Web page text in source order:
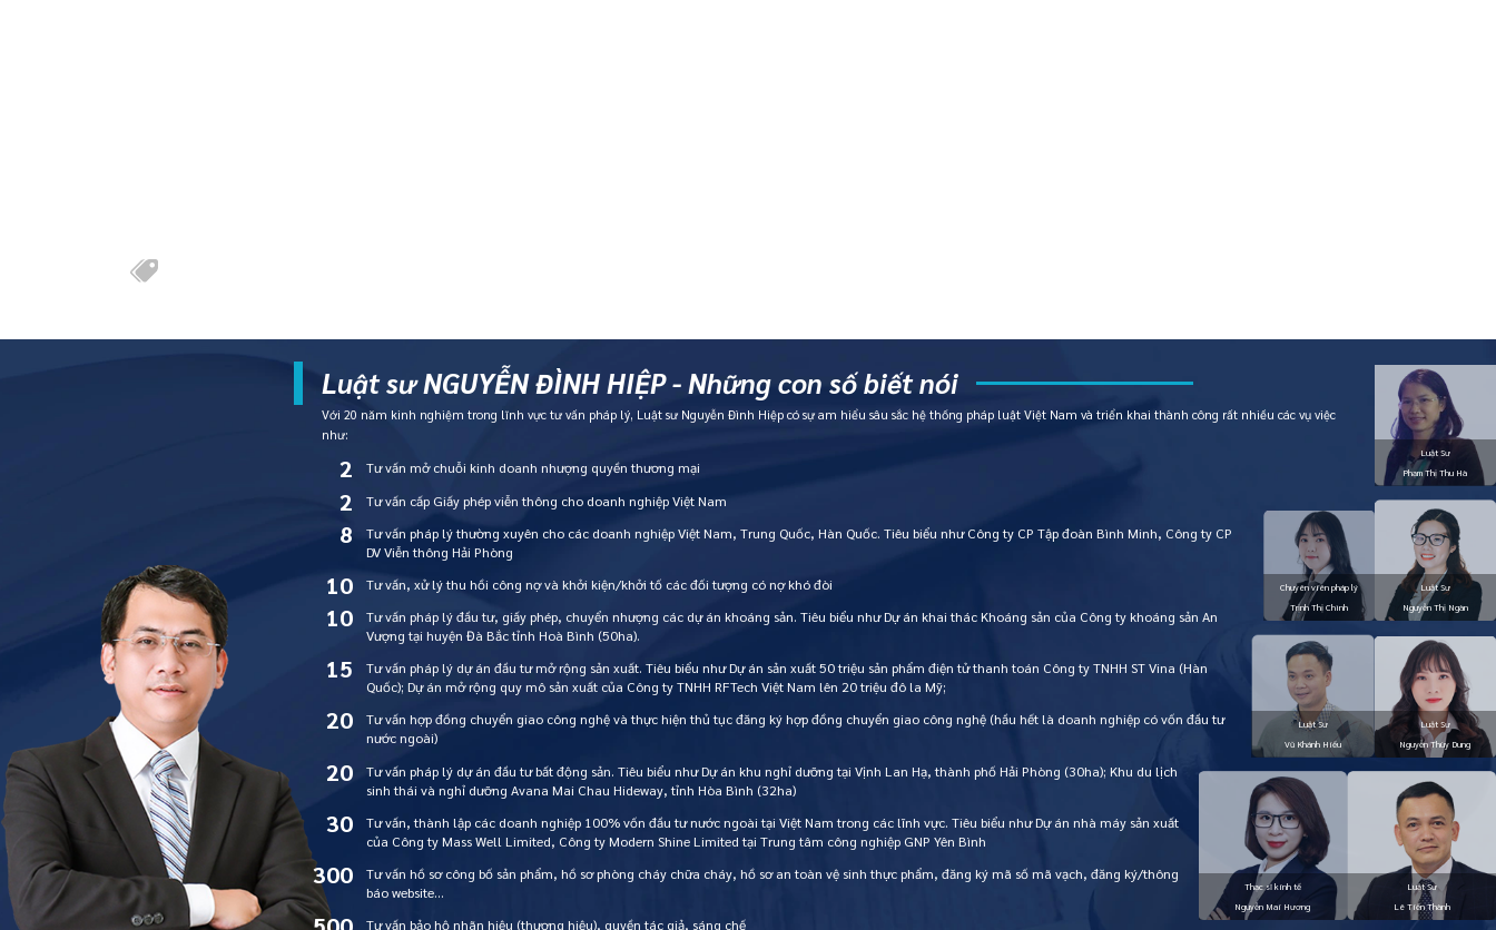
Luật sư NGUYỄN ĐÌNH HIỆP - Những con số biết nói
Với 20 năm kinh nghiệm trong lĩnh vực tư vấn pháp lý, Luật sư Nguyễn Đình Hiệp có sự am hiểu sâu sắc hệ thống pháp luật Việt Nam và triển khai thành công rất nhiều các vụ việc
như:
2 Tư vấn mở chuỗi kinh doanh nhượng quyền thương mại
2 Tư vấn cấp Giấy phép viễn thông cho doanh nghiệp Việt Nam
8
Tư vấn pháp lý thường xuyên cho các doanh nghiệp Việt Nam, Trung Quốc, Hàn Quốc. Tiêu biểu như Công ty CP Tập đoàn Bình Minh, Công ty CP
DV Viễn thông Hải Phòng
10 Tư vấn, xử lý thu hồi công nợ và khởi kiện/khởi tố các đối tượng có nợ khó đòi
10
Tư vấn pháp lý đầu tư, giấy phép, chuyển nhượng các dự án khoáng sản. Tiêu biểu như Dự án khai thác Khoáng sản của Công ty khoáng sản An
Vượng tại huyện Đà Bắc tỉnh Hoà Bình (50ha).
15
Tư vấn pháp lý dự án đầu tư mở rộng sản xuất. Tiêu biểu như Dự án sản xuất 50 triệu sản phẩm điện tử thanh toán Công ty TNHH ST Vina (Hàn
Quốc); Dự án mở rộng quy mô sản xuất của Công ty TNHH RFTech Việt Nam lên 20 triệu đô la Mỹ;
20
Tư vấn hợp đồng chuyển giao công nghệ và thực hiện thủ tục đăng ký hợp đồng chuyển giao công nghệ (hầu hết là doanh nghiệp có vốn đầu tư
nước ngoài)
20
Tư vấn pháp lý dự án đầu tư bất động sản. Tiêu biểu như Dự án khu nghỉ dưỡng tại Vịnh Lan Hạ, thành phố Hải Phòng (30ha); Khu du lịch
sinh thái và nghỉ dưỡng Avana Mai Chau Hideway, tỉnh Hòa Bình (32ha)
30
Tư vấn, thành lập các doanh nghiệp 100% vốn đầu tư nước ngoài tại Việt Nam trong các lĩnh vực. Tiêu biểu như Dự án nhà máy sản xuất
của Công ty Mass Well Limited, Công ty Modern Shine Limited tại Trung tâm công nghiệp GNP Yên Bình
300
Tư vấn hồ sơ công bố sản phẩm, hồ sơ phòng cháy chữa cháy, hồ sơ an toàn vệ sinh thực phẩm, đăng ký mã số mã vạch, đăng ký/thông
báo website…
Tư vấn bảo hộ nhãn hiệu (thương hiệu), quyền tác giả, sáng chế